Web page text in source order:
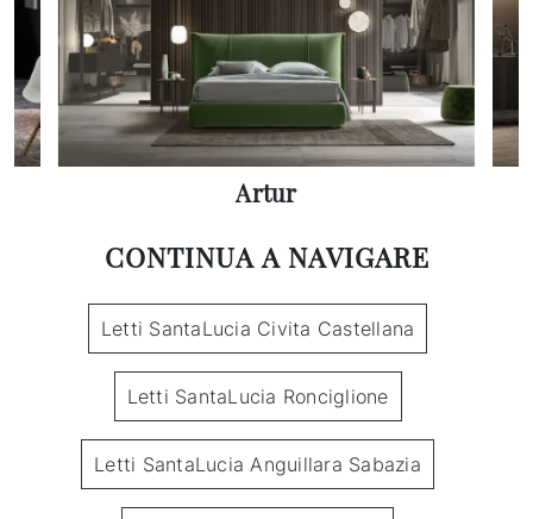
Artur
CONTINUA A NAVIGARE
Letti SantaLucia Civita Castellana
Letti SantaLucia Ronciglione
Letti SantaLucia Anguillara Sabazia